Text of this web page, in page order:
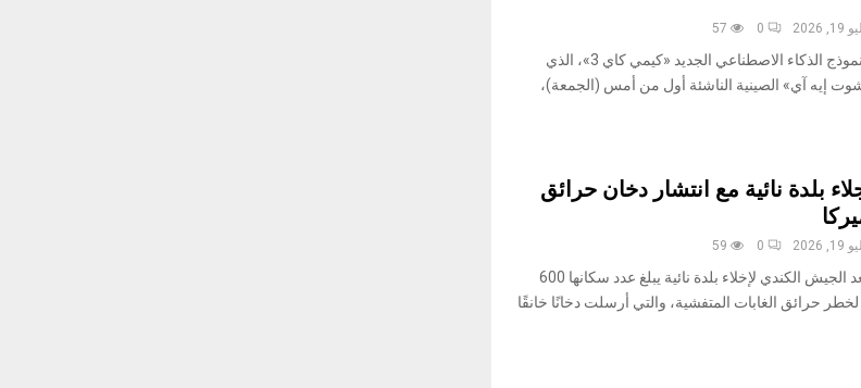
2026
0
57
«نبض الخليج» أثار نموذج الذكاء الاصطناعي الجديد «كيمي كاي 3»، الذي
إيه آي» الصينية الناشئة أول من أمس (الجمعة)،
بلدة نائية مع انتشار دخان حرائق
2026
0
59
«نبض الخليج» يستعد الجيش الكندي لإخلاء بلدة نائية يبلغ عدد سكانها 600
حرائق الغابات المتفشية، والتي أرسلت دخانًا خانقًا